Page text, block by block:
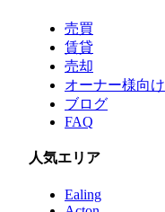
売買
賃貸
売却
オーナー様向け
ブログ
FAQ
人気エリア
Ealing